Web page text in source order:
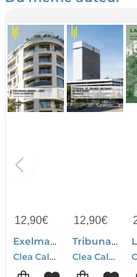
12,90€
Exelmans / Michel-ange : Stefan Architecture
Clea Calderoni
12,90€
Tribunal De Grande Instance De Nanterre
Clea Calderoni